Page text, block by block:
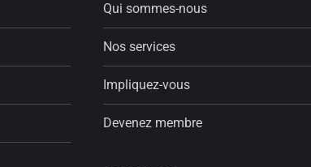
Qui sommes-nous
Nos services
Impliquez-vous
Devenez membre